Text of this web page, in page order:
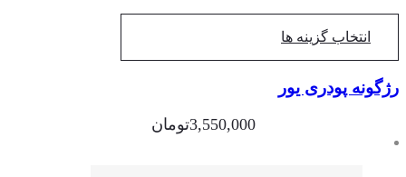
انتخاب گزینه ها
پودری یور
3,550,000تومان